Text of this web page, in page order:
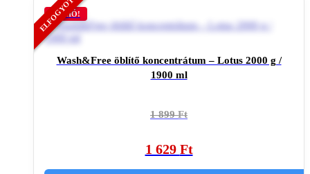
AKCIÓ!
Wash&Free öblítő koncentrátum – Lotus 2000 g /
1900 ml
1 899Ft
Original
1
899 Ft.
1 629 Ft
Current
1
629 Ft.